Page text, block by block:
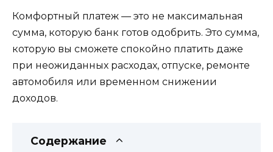
Комфортный платеж — это не максимальная
сумма, которую банк готов одобрить. Это сумма,
которую вы сможете спокойно платить даже
при неожиданных расходах, отпуске, ремонте
автомобиля или временном снижении
доходов.
Содержание